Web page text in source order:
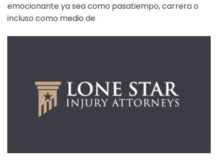
emocionante ya sea como pasatiempo, carrera o
incluso como medio de